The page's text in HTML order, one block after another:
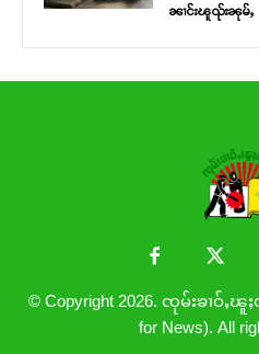
ၼၢင်းၽူၺ်းၼုမ်ႇ
© Copyright 2026. ၸုမ်းၶၢဝ်ႇၽူႈ
for News). All